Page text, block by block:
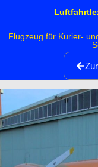
Flugzeug für Kurier-